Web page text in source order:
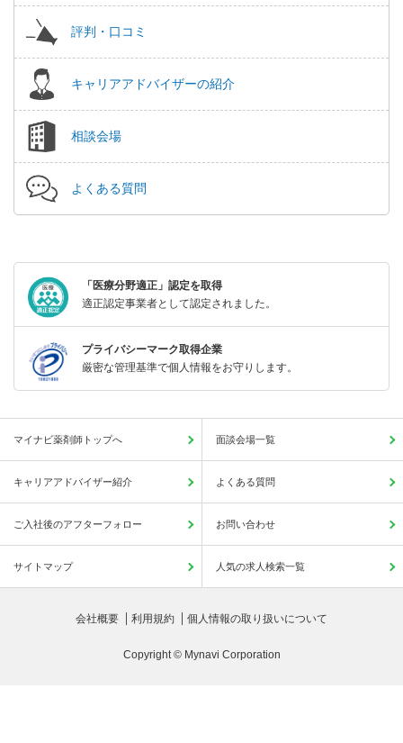
評判・口コミ
キャリアアドバイザーの紹介
相談会場
よくある質問
「医療分野適正」認定を取得
適正認定事業者として認定されました。
プライバシーマーク取得企業
厳密な管理基準で個人情報をお守りします。
マイナビ薬剤師トップへ 面談会場一覧
キャリアアドバイザー紹介 よくある質問
ご入社後のアフターフォロー お問い合わせ
サイトマップ 人気の求人検索一覧
会社概要 利用規約 個人情報の取り扱いについて
Copyright © Mynavi Corporation